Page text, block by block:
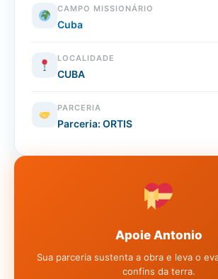
CAMPO MISSIONÁRIO
Cuba
LOCALIDADE
CUBA
PARCERIA
Parceria: ORTIS
Apoie Antonio
Sua parceria sustenta a obra e leva o
confins da terra.